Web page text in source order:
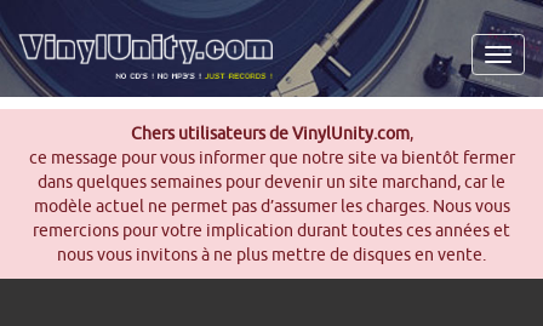
Chers utilisateurs de VinylUnity.com,
ce message pour vous informer que notre site va bientôt fermer
dans quelques semaines pour devenir un site marchand, car le
modèle actuel ne permet pas d’assumer les charges. Nous vous
remercions pour votre implication durant toutes ces années et
nous vous invitons à ne plus mettre de disques en vente.